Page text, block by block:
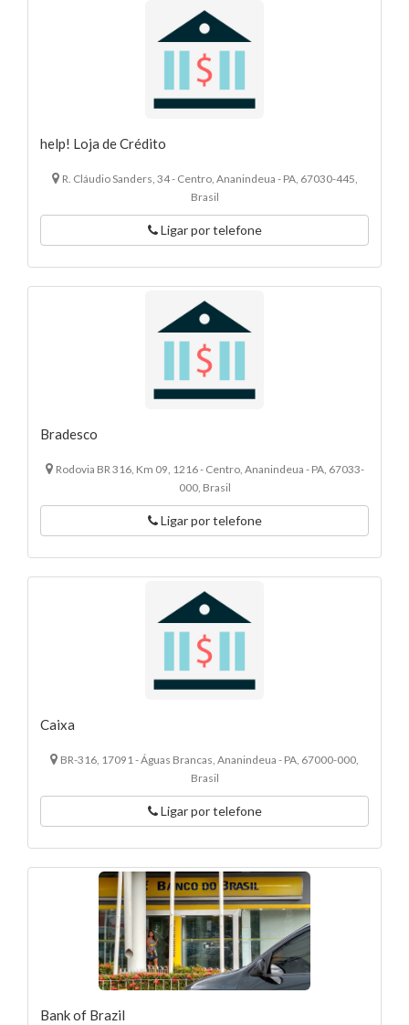
help! Loja de Crédito
R. Cláudio Sanders, 34 - Centro, Ananindeua - PA, 67030-445,
Brasil
Ligar por telefone
Bradesco
Rodovia BR 316, Km 09, 1216 - Centro, Ananindeua - PA, 67033-
000, Brasil
Ligar por telefone
Caixa
BR-316, 17091 - Águas Brancas, Ananindeua - PA, 67000-000,
Brasil
Ligar por telefone
Bank of Brazil